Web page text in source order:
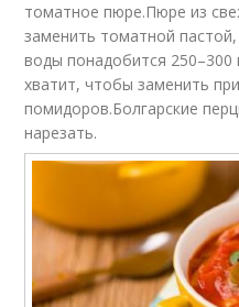
Лечо в мультиварке
Лечо с морковью
Лечо из болгарского
перца
томатное пюре.Пюре из
заменить томатной
воды понадобится 250–300
хватит, чтобы заменить
помидоров.Болгарские
нарезать.